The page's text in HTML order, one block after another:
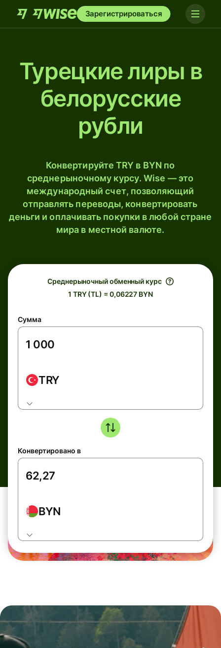
Зарегистрироваться
Турецкие лиры в
белорусские
рубли
Конвертируйте TRY в BYN по
среднерыночному курсу. Wise — это
международный счет, позволяющий
отправлять переводы, конвертировать
деньги и оплачивать покупки в любой стране
мира в местной валюте.
Среднерыночный обменный курс
1 TRY (TL) = 0,06227 BYN
Сумма
TRY
Конвертировано в
BYN